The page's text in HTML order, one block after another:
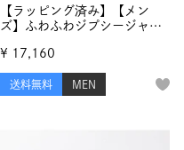
【ラッピング済み】【メン
ズ】ふわふわジプシージャガ
ム猫足跡ジャガード ロング
パンツ セットアップ
¥ 17,160
送料無料 MEN